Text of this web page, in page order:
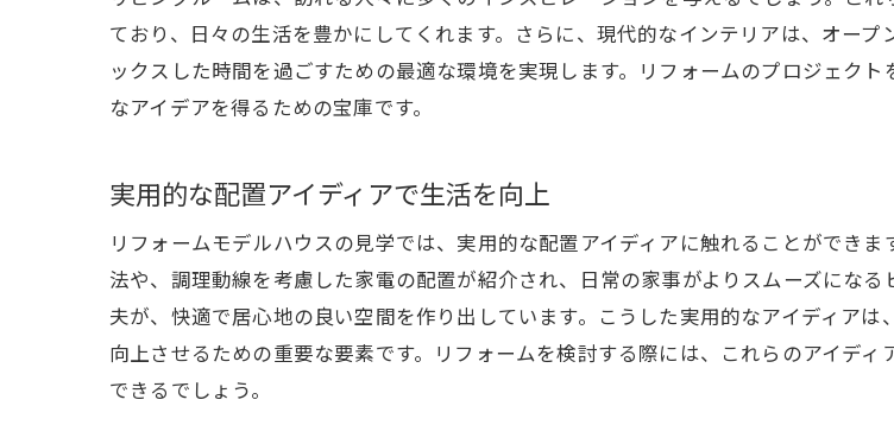
居心地の良さと利便性を追求する方法
モデルハウスで体感する統合された美
ライフスタイルにマッチするリフォームモ
自分に合ったリフォームの見つけ方
ライフスタイルに基づくリフォーム選
モデルハウス見学のポイントと注意点
個性を活かすリフォームの取り入れ方
ており、日々の生活を豊かにしてくれます。さらに、現代的なインテリアは、オー
ックスした時間を過ごすための最適な環境を実現します。リフォームのプロジェク
なアイデアを得るための宝庫です。
実用的な配置アイディアで生活を向上
リフォームモデルハウスの見学では、実用的な配置アイディアに触れることができ
法や、調理動線を考慮した家電の配置が紹介され、日常の家事がよりスムーズにな
夫が、快適で居心地の良い空間を作り出しています。こうした実用的なアイディア
向上させるための重要な要素です。リフォームを検討する際には、これらのアイデ
できるでしょう。